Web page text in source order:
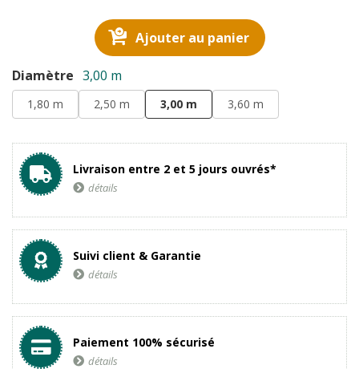
Ajouter au panier
Diamètre 3,00 m
1,80 m 2,50 m 3,00 m 3,60 m
Livraison entre 2 et 5 jours ouvrés*
détails
Suivi client & Garantie
détails
Paiement 100% sécurisé
détails